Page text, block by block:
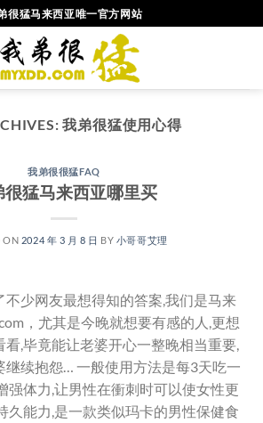
很猛马来西亚唯一官方网站
我弟很猛使用心得
我弟很很猛FAQ
很猛马来西亚哪里买
ON 2024 年 3 月 8 日 BY 小哥哥艾理
不少网友最想得知的答案,我们是马来
，尤其是今晚就想要有感的人,更想
,毕竟能让老婆开心一整晚相当重要,
继续抱怨… 一般使用方法是每3天吃一
强体力,让男性在衝刺时可以使女性更
久能力,是一款类似玛卡的男性保健食